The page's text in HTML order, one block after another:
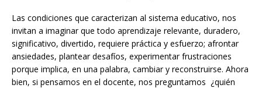
Las condiciones que caracterizan al sistema educativo, nos
invitan a imaginar que todo aprendizaje relevante, duradero,
significativo, divertido, requiere práctica y esfuerzo; afrontar
ansiedades, plantear desafíos, experimentar frustraciones
porque implica, en una palabra, cambiar y reconstruirse. Ahora
bien, si pensamos en el docente, nos preguntamos ¿quién